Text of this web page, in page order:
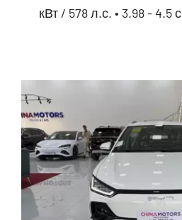
кВт / 578 л.с. • 3.98 - 4.5 с